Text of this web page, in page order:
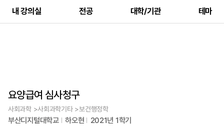
내 강의실 전공 대학/기관 테마
요양급여 심사청구
사회과학 >사회과학기타 >보건행정학
부산디지털대학교 하오현 2021년 1학기